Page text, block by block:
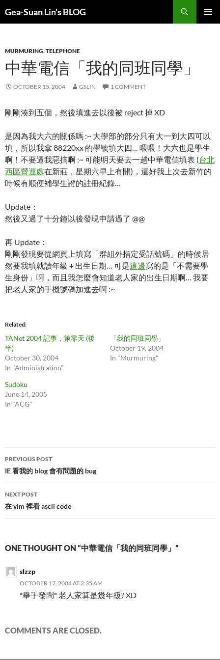
Gea-Suan Lin's BLOG
MURMURING,TELEPHONE
中華電信「我的同班同學」
OCTOBER 15, 2004 GSLIN 1 COMMENT
剛剛湊到五個，然後填進去以後被 reject 掉 XD
是因為我大六的關係嗎 :~ 大學部的部分只有大一到大四可以
填，所以我拿 88220xx 的學號填大四… 喂喂！大六也是學生
啊！不要逼我惡搞啊 :~ 可能明天要去一趟中華電信填表 (台北
西區營運處在新莊，星期六早上有開)，還好我上次去新竹的
時候有順便補學生證的註冊紀錄…
Update：
然後又過了十分鐘以後發現申請過了 @@
再 Update：
剛剛發現要從網頁上填寫「群組外指定受話號碼」的時候居
然要我填就讀年級 + 出生日期… 可是這邊寫的是「不需要學
生身份」啊，而且我怎麼會知道老人家的出生日期啊… 我要
把老人家的手機號碼加進去啊 :~
Related
TANet 2004 記事，第零天 (後
半)
October 30, 2004
In "Administration"
「我的同班同學」
October 19, 2004
In "Murmuring"
Sudoku
June 14, 2005
In "ACG"
Post
navigation
PREVIOUS POST
IE 看我的 blog 會有問題的 bug
NEXT POST
在 vim 裡看 ascii code
ONE THOUGHT ON “中華電信「我的同班同學」”
slzzp
OCTOBER 17, 2004 AT 2:35 AM
*舉手發問* 老人家算是幾年級? XD
COMMENTS ARE CLOSED.